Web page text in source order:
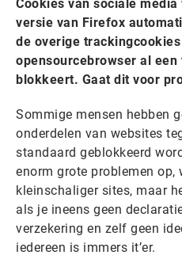
Cookies van sociale
versie van Firefox
de overige
opensourcebrowser al
blokkeert. Gaat dit voor
Sommige mensen hebben
onderdelen van websites
standaard geblokkeerd
enorm grote problemen
kleinschaliger sites, maar
als je ineens geen
verzekering en zelf geen
iedereen is immers it’er.